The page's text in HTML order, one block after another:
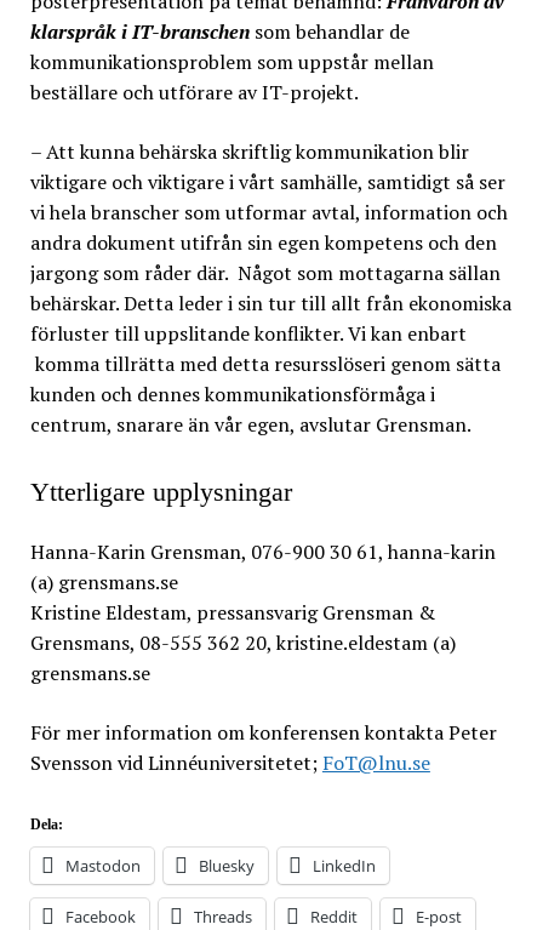
klarspråk i IT-branschensom behandlar de
kommunikationsproblem som uppstår mellan
beställare och utförare av IT-projekt.
– Att kunna behärska skriftlig kommunikation blir
viktigare och viktigare i vårt samhälle, samtidigt så ser
vi hela branscher som utformar avtal, information och
andra dokument utifrån sin egen kompetens och den
jargong som råder där. Något som mottagarna sällan
behärskar. Detta leder i sin tur till allt från ekonomiska
förluster till uppslitande konflikter. Vi kan enbart
komma tillrätta med detta resursslöseri genom sätta
kunden och dennes kommunikationsförmåga i
centrum, snarare än vår egen, avslutar Grensman.
Ytterligare upplysningar
Hanna-Karin Grensman, 076-900 30 61, hanna-karin
(a) grensmans.se
Kristine Eldestam, pressansvarig Grensman &
Grensmans, 08-555 362 20, kristine.eldestam (a)
grensmans.se
För mer information om konferensen kontakta Peter
Svensson vid Linnéuniversitetet; FoT@lnu.se
Dela:
Mastodon Bluesky LinkedIn
Facebook Threads Reddit E-post